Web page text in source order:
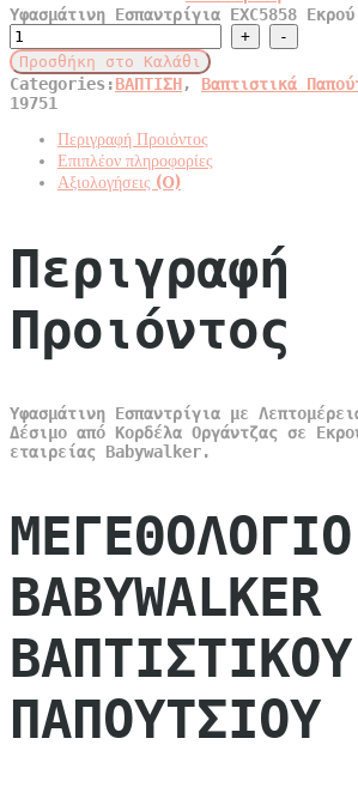
Υφασμάτινη Εσπαντρίγια EXC5858
Προσθήκη στο Καλάθι
Categories:ΒΑΠΤΙΣΗ, Βαπτιστικά
19751
Περιγραφή Προιόντος
Επιπλέον πληροφορίες
Αξιολογήσεις (0)
Περιγραφή
Προιόντος
Υφασμάτινη Εσπαντρίγια με
Δέσιμο από Κορδέλα Οργάντζας σε
εταιρείας Babywalker.
ΜΕΓΕΘΟΛΟΓΙΟ
BABYWALKER
ΒΑΠΤΙΣΤΙΚΟΥ
ΠΑΠΟΥΤΣΙΟΥ